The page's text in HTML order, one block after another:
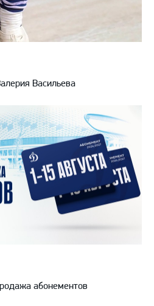
Васильева
абонементов